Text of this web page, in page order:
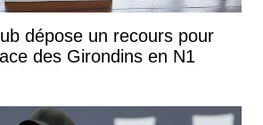
dépose un recours pour
des Girondins en N1